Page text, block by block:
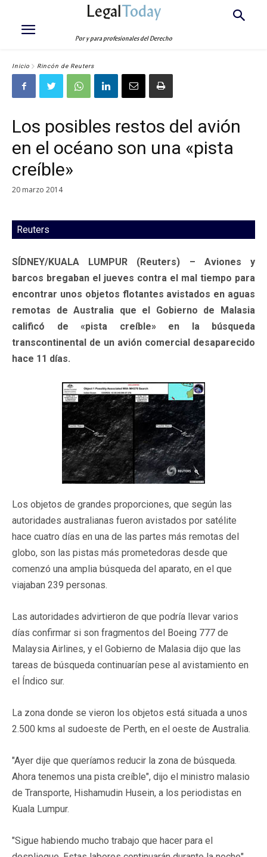
LegalToday
Por y para profesionales del Derecho
Inicio Rincón de Reuters
Los posibles restos del avión
en el océano son una «pista
creíble»
20 marzo 2014
Reuters
SÍDNEY/KUALA LUMPUR (Reuters) – Aviones y
barcos bregaban el jueves contra el mal tiempo para
encontrar unos objetos flotantes avistados en aguas
remotas de Australia que el Gobierno de Malasia
calificó de «pista creíble» en la búsqueda
transcontinental de un avión comercial desaparecido
hace 11 días.
Los objetos de grandes proporciones, que según las
autoridades australianas fueron avistados por satélite
hace cuatro días en una de las partes más remotas del
globo, son las pistas más prometedoras desde que
comenzó una amplia búsqueda del aparato, en el que
viajaban 239 personas.
Las autoridades advirtieron de que podría llevar varios
días confirmar si son fragmentos del Boeing 777 de
Malaysia Airlines, y el Gobierno de Malasia dijo que las
tareas de búsqueda continuarían pese al avistamiento en
el Índico sur.
La zona donde se vieron los objetos está situada a unos
2.500 kms al sudoeste de Perth, en el oeste de Australia.
"Ayer dije que queríamos reducir la zona de búsqueda.
Ahora tenemos una pista creíble", dijo el ministro malasio
de Transporte, Hishamudin Husein, a los periodistas en
Kuala Lumpur.
"Sigue habiendo mucho trabajo que hacer para el